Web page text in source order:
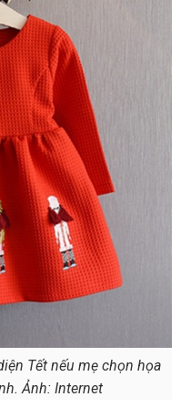
Tết nếu mẹ chọn họa
Ảnh: Internet